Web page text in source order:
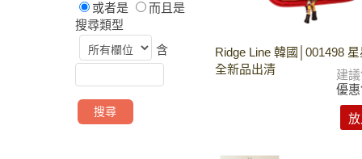
或者是
而且是
搜尋類型
含
Ridge Line 韓國│001498
全新品出清
建
優